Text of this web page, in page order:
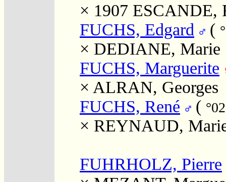
× 1907 ESCANDE,
FUCHS, Edgard
(
× DEDIANE, Marie
FUCHS, Marguerite
× ALRAN, Georges
FUCHS, René
(
× REYNAUD,
FUHRHOLZ, Pierre